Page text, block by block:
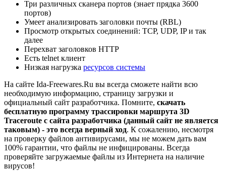
Три различных сканера портов (знает прядка 3600
портов)
Умеет анализировать заголовки почты (RBL)
Просмотр открытых соединений: TCP, UDP, IP и так
далее
Перехват заголовков HTTP
Есть telnet клиент
Низкая нагрузка ресурсов системы
На сайте Ida-Freewares.Ru вы всегда сможете найти всю
необходимую информацию, страницу загрузки и
официальный сайт разработчика. Помните, скачать
бесплатную программу трассировки маршрута 3D
Traceroute с сайта разработчика (данный сайт не является
таковым) - это всегда верный ход. К сожалению, несмотря
на проверку файлов антивирусами, мы не можем дать вам
100% гарантии, что файлы не инфицированы. Всегда
проверяйте загружаемые файлы из Интернета на наличие
вирусов!